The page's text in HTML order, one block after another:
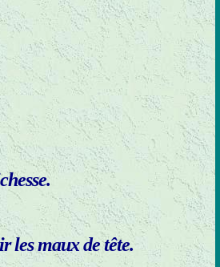
les maux de tête.